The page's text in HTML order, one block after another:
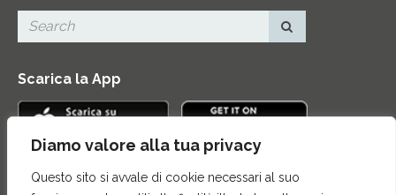
Diamo valore alla tua privacy
Questo sito si avvale di cookie necessari al suo
Scarica la App
Contatti|Area Stampa|Mappa del sito |Credits